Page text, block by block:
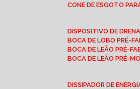
CONE DE ESGOTO
DISPOSITIVO DE
BOCA DE LOBO PRÉ-
BOCA DE LEÃO PRÉ-
BOCA DE LEÃO PRÉ-
DISSIPADOR DE